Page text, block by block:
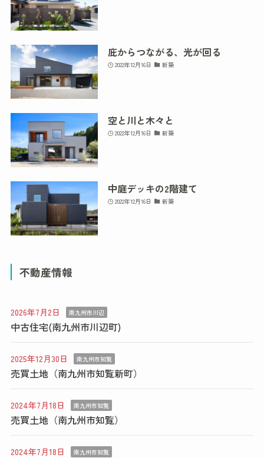
庇からつながる、光が回る
2022年12月16日 新築
空と川と木々と
2022年12月16日 新築
中庭デッキの2階建て
2022年12月16日 新築
不動産情報
2026年7月2日 南九州市川辺
中古住宅(南九州市川辺町)
2025年12月30日 南九州市知覧
売買土地（南九州市知覧新町）
2024年7月18日 南九州市知覧
売買土地（南九州市知覧）
2024年7月18日 南九州市知覧